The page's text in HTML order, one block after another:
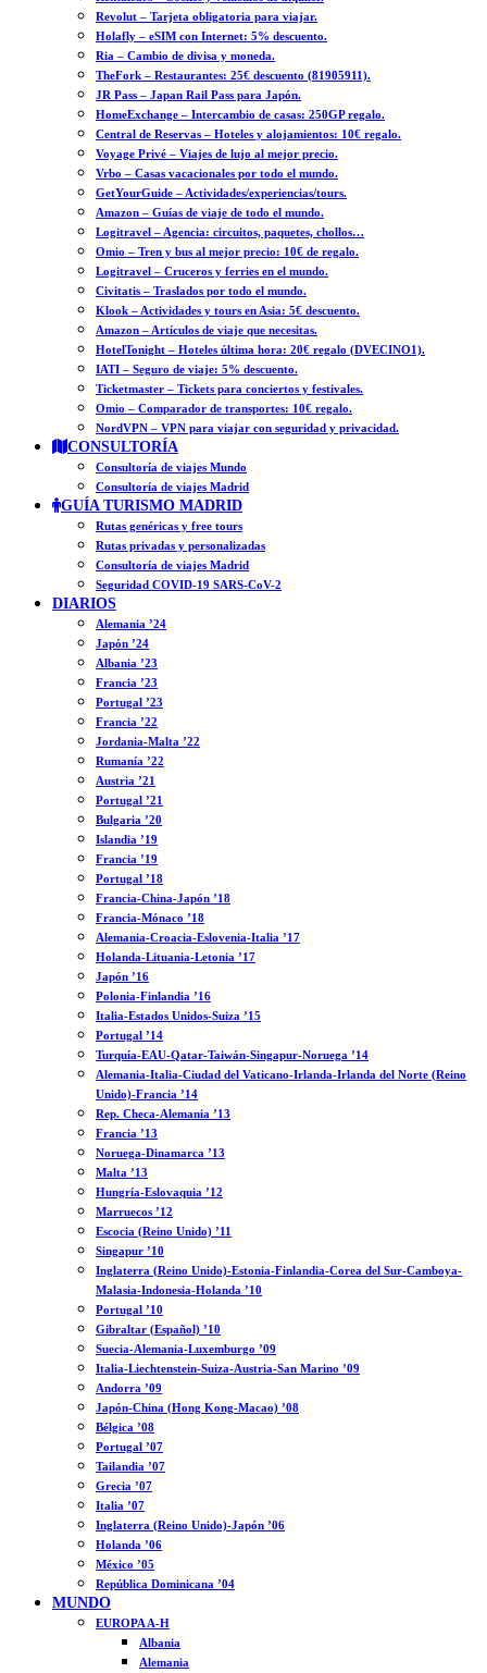
Revolut – Tarjeta obligatoria para viajar.
Holafly – eSIM con Internet: 5% descuento.
Ria – Cambio de divisa y moneda.
TheFork – Restaurantes: 25€ descuento (81905911).
JR Pass – Japan Rail Pass para Japón.
HomeExchange – Intercambio de casas: 250GP regalo.
Central de Reservas – Hoteles y alojamientos: 10€ regalo.
Voyage Privé – Viajes de lujo al mejor precio.
Vrbo – Casas vacacionales por todo el mundo.
GetYourGuide – Actividades/experiencias/tours.
Amazon – Guías de viaje de todo el mundo.
Logitravel – Agencia: circuitos, paquetes, chollos…
Omio – Tren y bus al mejor precio: 10€ de regalo.
Logitravel – Cruceros y ferries en el mundo.
Civitatis – Traslados por todo el mundo.
Klook – Actividades y tours en Asia: 5€ descuento.
Amazon – Artículos de viaje que necesitas.
HotelTonight – Hoteles última hora: 20€ regalo (DVECINO1).
IATI – Seguro de viaje: 5% descuento.
Ticketmaster – Tickets para conciertos y festivales.
Omio – Comparador de transportes: 10€ regalo.
NordVPN – VPN para viajar con seguridad y privacidad.
CONSULTORÍA
Consultoría de viajes Mundo
Consultoría de viajes Madrid
GUÍA TURISMO MADRID
Rutas genéricas y free tours
Rutas privadas y personalizadas
Consultoría de viajes Madrid
Seguridad COVID-19 SARS-CoV-2
DIARIOS
Alemania ’24
Japón ’24
Albania ’23
Francia ’23
Portugal ’23
Francia ’22
Jordania-Malta ’22
Rumanía ’22
Austria ’21
Portugal ’21
Bulgaria ’20
Islandia ’19
Francia ’19
Portugal ’18
Francia-China-Japón ’18
Francia-Mónaco ’18
Alemania-Croacia-Eslovenia-Italia ’17
Holanda-Lituania-Letonia ’17
Japón ’16
Polonia-Finlandia ’16
Italia-Estados Unidos-Suiza ’15
Portugal ’14
Turquía-EAU-Qatar-Taiwán-Singapur-Noruega ’14
Alemania-Italia-Ciudad del Vaticano-Irlanda-Irlanda del Norte (Reino
Unido)-Francia ’14
Rep. Checa-Alemania ’13
Francia ’13
Noruega-Dinamarca ’13
Malta ’13
Hungría-Eslovaquia ’12
Marruecos ’12
Escocia (Reino Unido) ’11
Singapur ’10
Inglaterra (Reino Unido)-Estonia-Finlandia-Corea del Sur-Camboya-
Malasia-Indonesia-Holanda ’10
Portugal ’10
Gibraltar (Español) ’10
Suecia-Alemania-Luxemburgo ’09
Italia-Liechtenstein-Suiza-Austria-San Marino ’09
Andorra ’09
Japón-China (Hong Kong-Macao) ’08
Bélgica ’08
Portugal ’07
Tailandia ’07
Grecia ’07
Italia ’07
Inglaterra (Reino Unido)-Japón ’06
Holanda ’06
México ’05
República Dominicana ’04
MUNDO
EUROPA A-H
Albania
Alemania